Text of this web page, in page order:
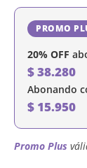
PROMO
20% OFF
$38.280
Abonando
$ 15.950
Promo Plus